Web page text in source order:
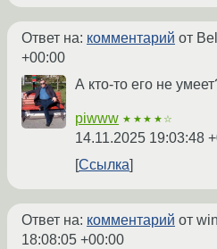
Ответ на: комментарий от
+00:00
А кто-то его не
piwww ★★★★☆
14.11.2025 19:03:48
Ссылка
Ответ на: комментарий от
18:08:05 +00:00